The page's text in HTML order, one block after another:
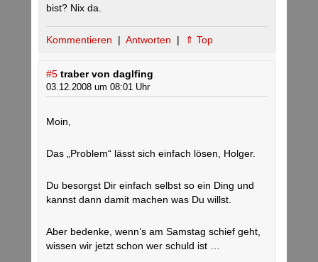
bist? Nix da.
Kommentieren | Antworten | ⇑ Top
#5 traber von daglfing
03.12.2008 um 08:01 Uhr
Moin,
Das „Problem“ lässt sich einfach lösen, Holger.
Du besorgst Dir einfach selbst so ein Ding und
kannst dann damit machen was Du willst.
Aber bedenke, wenn’s am Samstag schief geht,
wissen wir jetzt schon wer schuld ist …